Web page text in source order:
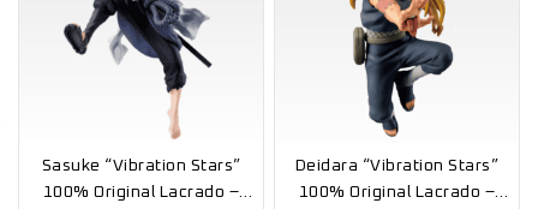
Sasuke “Vibration Stars”
100% Original Lacrado –
Deidara “Vibration Stars”
100% Original Lacrado –